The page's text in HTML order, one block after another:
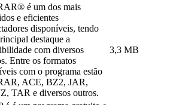
é um dos mais
e eficientes
disponíveis, tendo
destaque a
com diversos
Entre os formatos
com o programa estão
ACE, BZ2, JAR,
TAR e diversos outros.
3,3 MB